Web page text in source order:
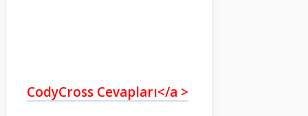
CodyCross Cevapları</a >